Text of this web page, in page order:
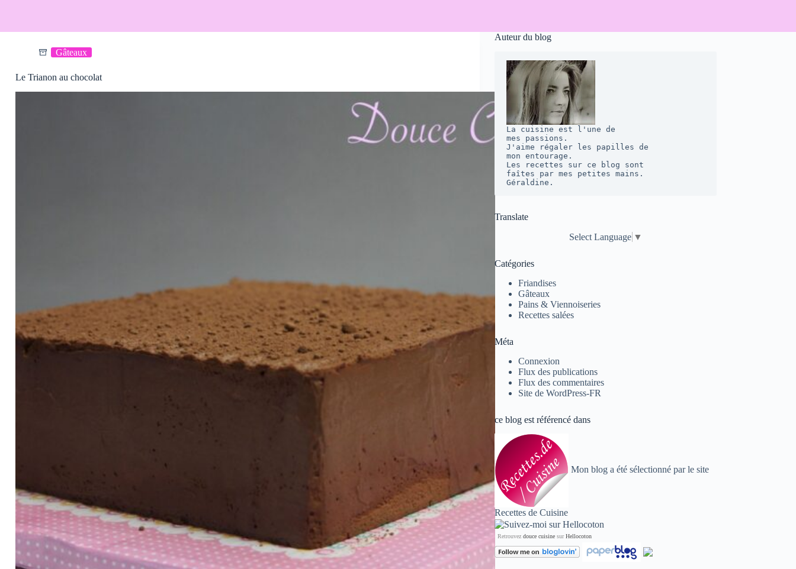
Gâteaux
Le Trianon au chocolat
Auteur du blog
La cuisine est l'une de
mes passions.
J'aime régaler les papilles de
mon entourage.
Les recettes sur ce blog sont
faîtes par mes petites mains.
Géraldine.
Translate
Select Language ▼
Catégories
Friandises
Gâteaux
Pains & Viennoiseries
Recettes salées
Méta
Connexion
Flux des publications
Flux des commentaires
Site de WordPress-FR
ce blog est référencé dans
Mon blog a été sélectionné par le site
Recettes de Cuisine
Retrouvez douce cuisinesurHellocoton